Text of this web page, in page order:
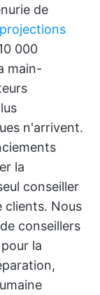
de
000
main-
n'arrivent.
la
conseiller
clients. Nous
conseillers
la